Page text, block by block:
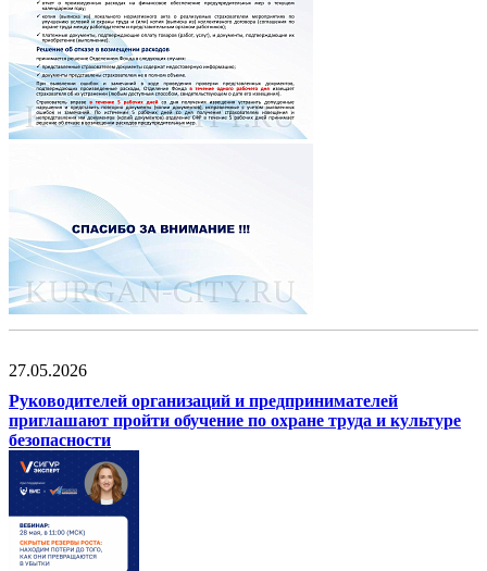
27.05.2026
Руководителей организаций и предпринимателей
приглашают пройти обучение по охране труда и культуре
безопасности